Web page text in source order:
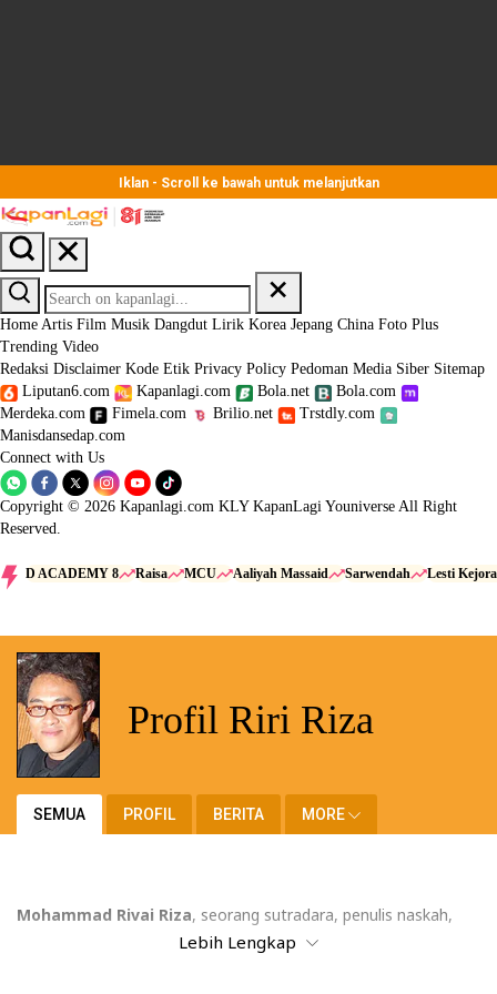
Iklan - Scroll ke bawah untuk melanjutkan
Home Artis Film Musik Dangdut Lirik Korea Jepang China Foto Plus
Trending Video
Redaksi Disclaimer Kode Etik Privacy Policy Pedoman Media Siber Sitemap
Liputan6.com
Kapanlagi.com Bola.net
Bola.com
Merdeka.com
Fimela.com Brilio.net
Trstdly.com
Manisdansedap.com
Connect with Us
Copyright © 2026 Kapanlagi.com KLY KapanLagi Youniverse All Right
Reserved.
D ACADEMY 8 Raisa MCU Aaliyah Massaid Sarwendah Lesti Kejora
Profil Riri Riza
SEMUA PROFIL BERITA MORE
Mohammad Rivai Riza, seorang sutradara, penulis naskah,
dan produser film asal Indonesia yang tenar dengan nama
Lebih Lengkap